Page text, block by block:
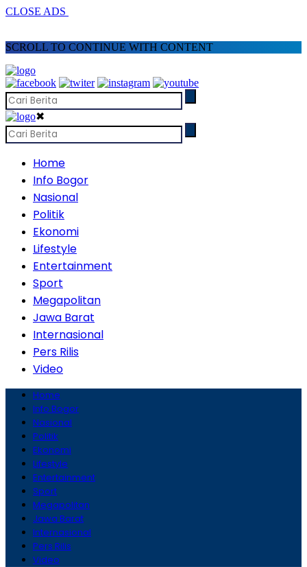
CLOSE ADS
SCROLL TO CONTINUE WITH CONTENT
✖
Home
Info Bogor
Nasional
Politik
Ekonomi
Lifestyle
Entertainment
Sport
Megapolitan
Jawa Barat
Internasional
Pers Rilis
Video
Home
Info Bogor
Nasional
Politik
Ekonomi
Lifestyle
Entertainment
Sport
Megapolitan
Jawa Barat
Internasional
Pers Rilis
Video